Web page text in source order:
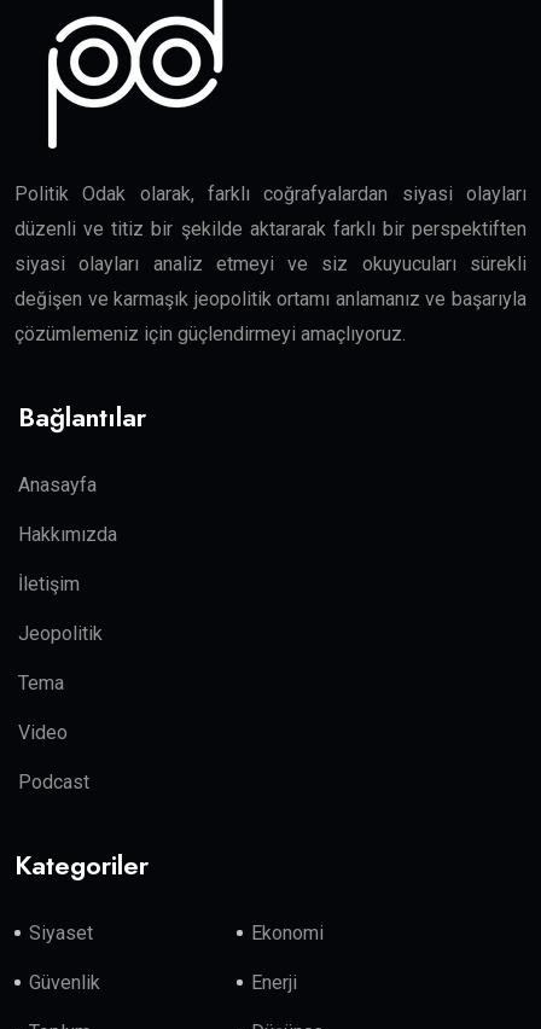
Politik Odak olarak, farklı coğrafyalardan siyasi olayları
düzenli ve titiz bir şekilde aktararak farklı bir perspektiften
siyasi olayları analiz etmeyi ve siz okuyucuları sürekli
değişen ve karmaşık jeopolitik ortamı anlamanız ve başarıyla
çözümlemeniz için güçlendirmeyi amaçlıyoruz.
Bağlantılar
Anasayfa
Hakkımızda
İletişim
Jeopolitik
Tema
Video
Podcast
Kategoriler
Siyaset Ekonomi
Güvenlik Enerji